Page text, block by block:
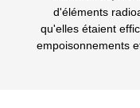
d'éléments
qu'elles étaient
empoisonnements